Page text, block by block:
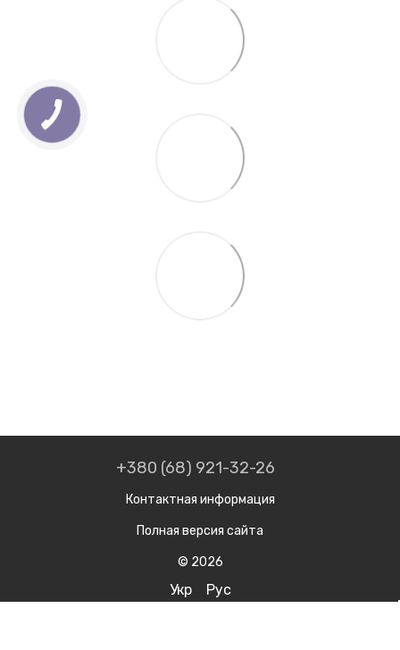
+380 (68) 921-32-26
Контактная информация
Полная версия сайта
© 2026
Укр Рус